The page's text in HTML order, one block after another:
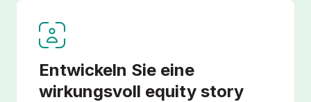
Entwickeln Sie eine
wirkungsvoll e­quity story